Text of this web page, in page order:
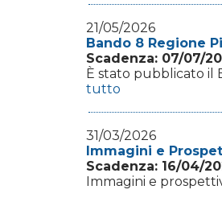
21/05/2026
Bando 8 Regione
Scadenza: 07/07/
È stato pubblicato il
tutto
31/03/2026
Immagini e
Scadenza: 16/04/
Immagini e